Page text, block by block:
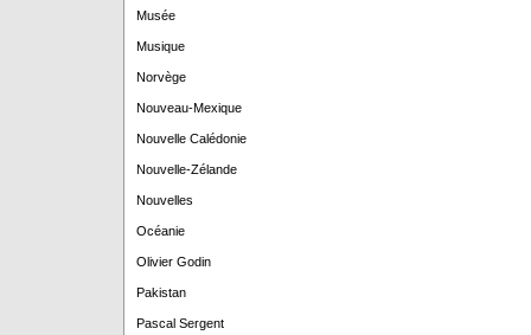
Musée
Musique
Norvège
Nouveau-Mexique
Nouvelle Calédonie
Nouvelle-Zélande
Nouvelles
Océanie
Olivier Godin
Pakistan
Pascal Sergent